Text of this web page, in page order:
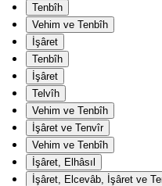
Tenbîh
Vehim ve Tenbîh
İşâret
Tenbîh
İşâret
Telvîh
Vehim ve Tenbîh
İşâret ve Tenvîr
Vehim ve Tenbîh
İşâret, Elhâsıl
İşâret, Elcevâb, İşâret ve